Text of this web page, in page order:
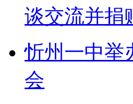
谈交流并捐
忻州一中
会